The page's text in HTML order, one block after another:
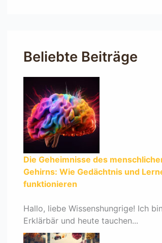
Beliebte Beiträge
Die Geheimnisse des
Gehirns: Wie Gedächtnis und
funktionieren
Hallo, liebe Wissenshungrige! Ich
Erklärbär und heute tauchen...